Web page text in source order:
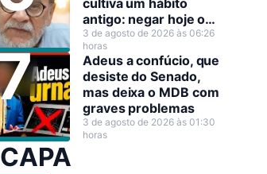
cultiva um hábito
antigo: negar hoje o
que amanhã será
anunciado como
decisão estratégica.
3 de agosto de 2026 às 06:26
horas
Adeus a confúcio, que
desiste do Senado,
mas deixa o MDB com
graves problemas
3 de agosto de 2026 às 01:30
horas
CAPA